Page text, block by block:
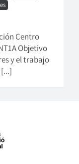
Centro
Objetivo
y el trabajo